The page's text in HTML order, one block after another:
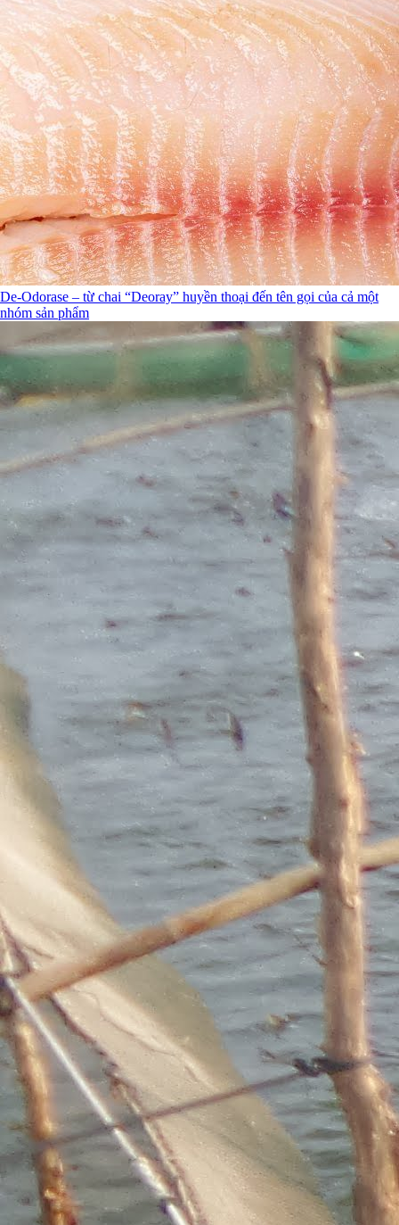
De-Odorase – từ chai “Deoray” huyền thoại đến tên gọi của cả một
nhóm sản phẩm